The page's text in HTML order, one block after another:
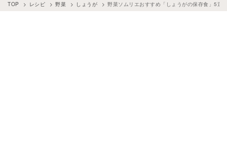
TOP レシピ 野菜 しょうが 野菜ソムリエおすすめ「しょうがの保存食」5選